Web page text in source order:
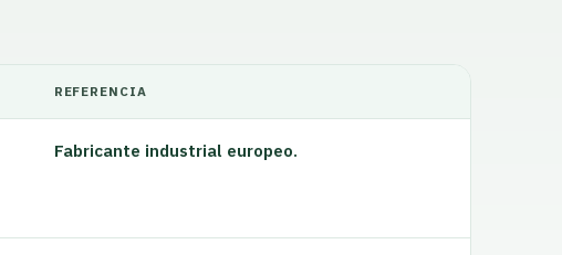
REFERENCIA
Fabricante industrial europeo.